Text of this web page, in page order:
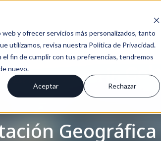
y ofrecer servicios más personalizados, tanto
utilizamos, revisa nuestra Política de Privacidad.
fin de cumplir con tus preferencias, tendremos
nuevo.
Aceptar Rechazar